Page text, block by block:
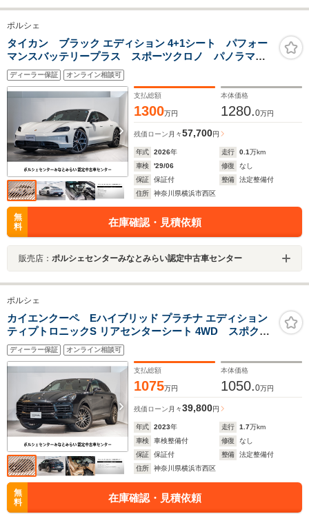
ポルシェ
タイカン ブラック エディション 4+1シート パフォー
マンスバッテリープラス スポーツクロノ パノラマル
ーフ 前後シートヒーター ベンチレーション BOSE
HDマトリックスLED ソフトクローズドア プライバシ
ー ガラス
ディーラー保証 オンライン相談可
支払総額
1300万円
本体価格
1280.0万円
残価ローン 月々57,700円
年式 2026年 走行 0.1万km
車検
'29/06 修復
なし
保証
保証付 整備
法定整備付
住所
神奈川県横浜市西区
無
料
在庫確認・見積依頼
販売店： ポルシェセンターみなとみらい認定中古車センター
ポルシェ
カイエンクーペ Eハイブリッド プラチナ エディション
ティプトロニックS リアセンターシート 4WD スポク
ロ パノラマルーフ BOSE ティンテッドLEDヘッドラ
イト アクティブレーンキープ ACC 21インチ RS
Spyder Designホイール(サテンプラチナ塗装)
ディーラー保証 オンライン相談可
支払総額
1075万円
本体価格
1050.0万円
残価ローン 月々39,800円
年式 2023年 走行 1.7万km
車検
車検整備付 修復
なし
保証
保証付 整備
法定整備付
住所
神奈川県横浜市西区
無
料
在庫確認・見積依頼